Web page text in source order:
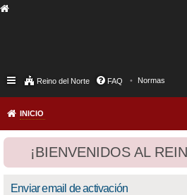
Reino del Norte FAQ Normas
INICIO
¡BIENVENIDOS AL
Enviar email de activación